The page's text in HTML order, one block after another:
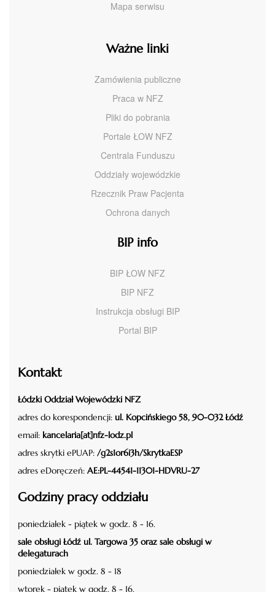
Mapa serwisu
Ważne linki
Zamówienia publiczne
Praca w NFZ
Pliki do pobrania
Portale ŁOW NFZ
Centrala Funduszu
Oddziały wojewódzkie
Rzecznik Praw Pacjenta
Ochrona danych
BIP info
BIP ŁOW NFZ
BIP NFZ
Instrukcja obsługi BIP
Portal BIP
Kontakt
Łódzki Oddział Wojewódzki NFZ
adres do korespondencji: ul. Kopcińskiego 58, 90-032 Łódź
email: kancelaria[at]nfz-lodz.pl
adres skrytki ePUAP: /g2s1or6i3h/SkrytkaESP
adres eDoręczeń: AE:PL-44541-11301-HDVRU-27
Godziny pracy oddziału
poniedziałek - piątek w godz. 8 - 16.
sale obsługi Łódź ul. Targowa 35 oraz sale obsługi w
delegaturach
poniedziałek w godz. 8 - 18
wtorek - piątek w godz. 8 - 16.